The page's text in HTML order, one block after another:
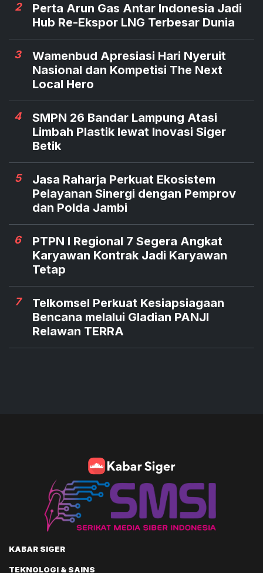
2
Perta Arun Gas Antar Indonesia Jadi
Hub Re-Ekspor LNG Terbesar Dunia
3
Wamenbud Apresiasi Hari Nyeruit
Nasional dan Kompetisi The Next
Local Hero
4
SMPN 26 Bandar Lampung Atasi
Limbah Plastik lewat Inovasi Siger
Betik
5
Jasa Raharja Perkuat Ekosistem
Pelayanan Sinergi dengan Pemprov
dan Polda Jambi
6
PTPN I Regional 7 Segera Angkat
Karyawan Kontrak Jadi Karyawan
Tetap
7
Telkomsel Perkuat Kesiapsiagaan
Bencana melalui Gladian PANJI
Relawan TERRA
KABAR SIGER
TEKNOLOGI & SAINS